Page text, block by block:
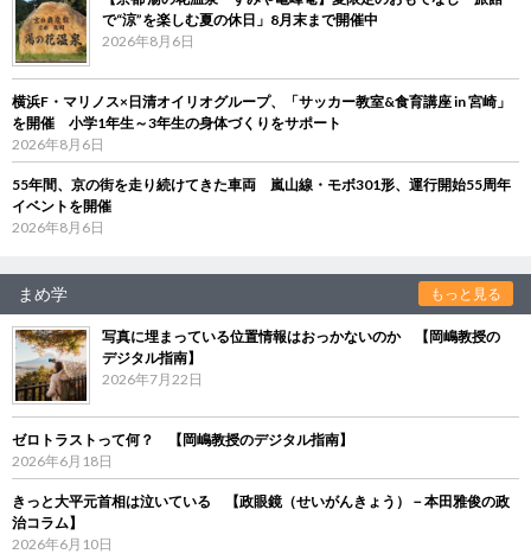
で“涼”を楽しむ夏の休日」8月末まで開催中
2026年8月6日
横浜F・マリノス×日清オイリオグループ、「サッカー教室&食育講座 in 宮崎」
を開催 小学1年生～3年生の身体づくりをサポート
2026年8月6日
55年間、京の街を走り続けてきた車両 嵐山線・モボ301形、運行開始55周年
イベントを開催
2026年8月6日
まめ学 もっと見る
写真に埋まっている位置情報はおっかないのか 【岡嶋教授の
デジタル指南】
2026年7月22日
ゼロトラストって何？ 【岡嶋教授のデジタル指南】
2026年6月18日
きっと大平元首相は泣いている 【政眼鏡（せいがんきょう）－本田雅俊の政
治コラム】
2026年6月10日